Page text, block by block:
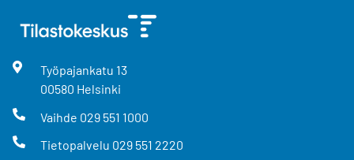
Työpajankatu 13
00580 Helsinki
Vaihde 029 551 1000
Tietopalvelu 029 551 2220